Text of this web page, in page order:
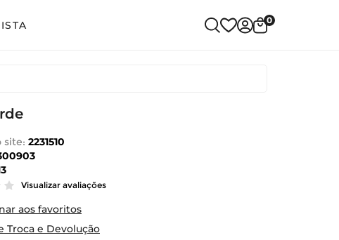
0
site: 2231510
Visualizar avaliações
aos favoritos
Troca e Devolução